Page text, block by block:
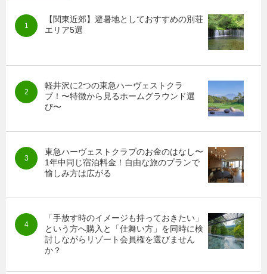
【関東近郊】避暑地としておすすめの別荘
エリア5選
軽井沢に2つの東急ハーヴェストクラ
ブ！〜特徴から見るホームグラウンド選
び〜
東急ハーヴェストクラブのお金のはなし〜
1年中同じ宿泊料金！自由な旅のプランで
愉しみ方は広がる
「手放す時のイメージも持っておきたい」
という方へ購入と「仕舞い方」を同時に検
討しながらリゾート会員権を選びません
か？